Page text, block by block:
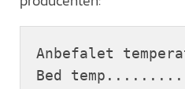
Anbefalet
Bed